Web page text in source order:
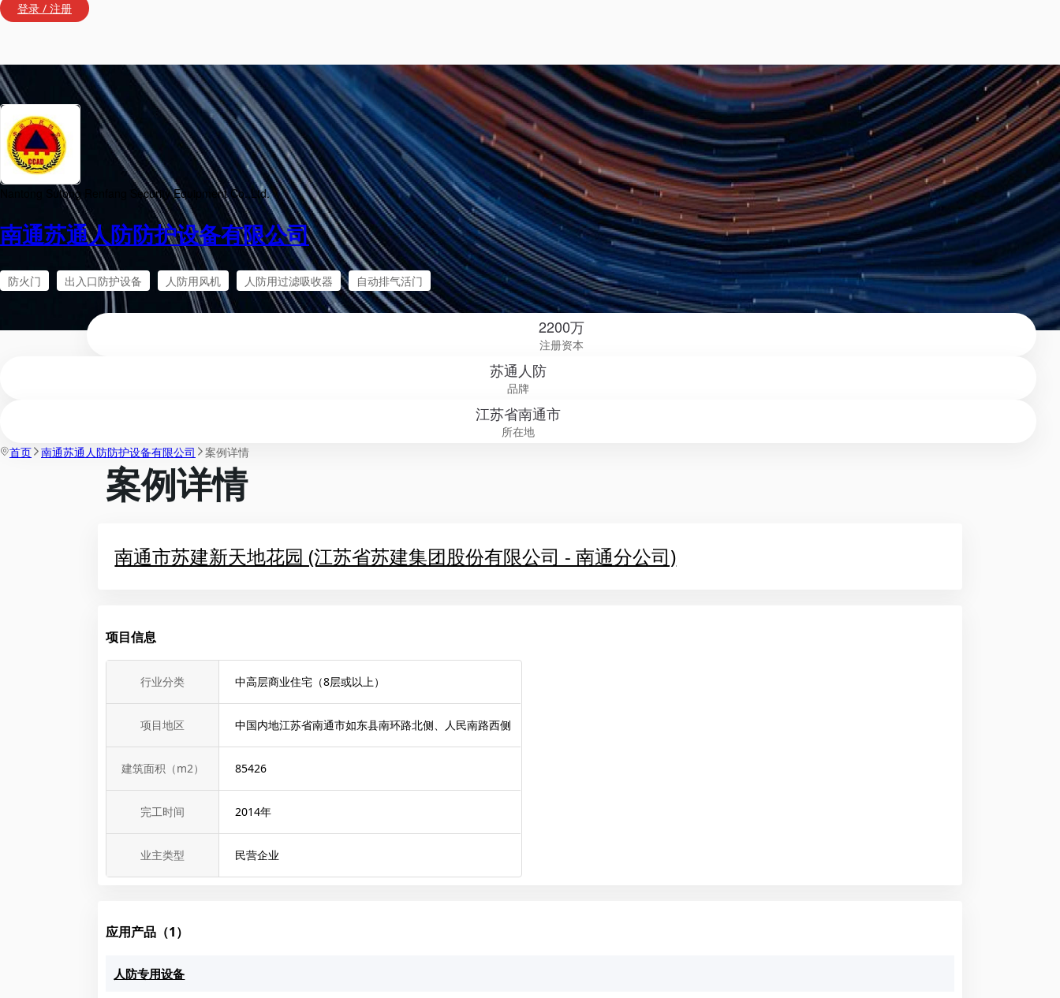
登录 / 注册
Nantong Sutong Renfang Security Equipment Co.,Ltd.
南通苏通人防防护设备有限公司
防火门 出入口防护设备 人防用风机 人防用过滤吸收器 自动排气活门
2200万
注册资本
苏通人防
品牌
江苏省南通市
所在地
首页 南通苏通人防防护设备有限公司 案例详情
案例详情
南通市苏建新天地花园 (江苏省苏建集团股份有限公司 - 南通分公司)
项目信息
行业分类 中高层商业住宅（8层或以上）
项目地区 中国内地江苏省南通市如东县南环路北侧、人民南路西侧
建筑面积（m2） 85426
完工时间 2014年
业主类型 民营企业
应用产品（1）
人防专用设备